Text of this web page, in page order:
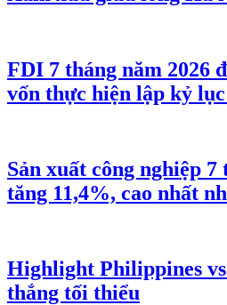
FDI 7 tháng năm 2026
vốn thực hiện lập kỷ
Sản xuất công nghiệp 7
tăng 11,4%, cao nhất
Highlight Philippines
thắng tối thiểu